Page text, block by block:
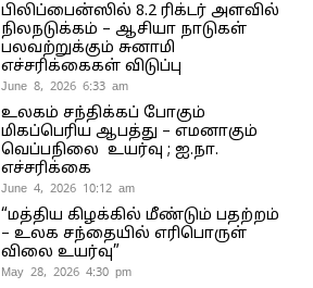
பிலிப்பைன்ஸில் 8.2 ரிக்டர் அளவில்
நிலநடுக்கம் – ஆசியா நாடுகள்
பலவற்றுக்கும் சுனாமி
எச்சரிக்கைகள் விடுப்பு
June 8, 2026 6:33 am
உலகம் சந்திக்கப் போகும்
மிகப்பெரிய ஆபத்து – எமனாகும்
வெப்பநிலை உயர்வு ; ஐ.நா.
எச்சரிக்கை
June 4, 2026 10:12 am
“மத்திய கிழக்கில் மீண்டும் பதற்றம்
– உலக சந்தையில் எரிபொருள்
விலை உயர்வு”
May 28, 2026 4:30 pm